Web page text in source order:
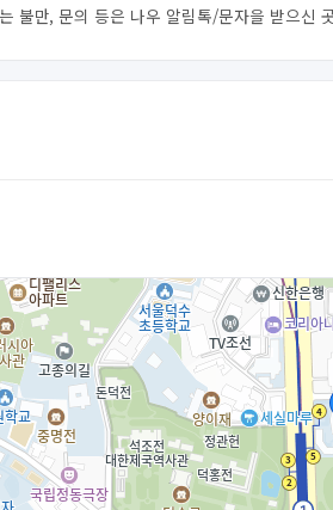
불만, 문의 등은 나우 알림톡/문자을 받으신